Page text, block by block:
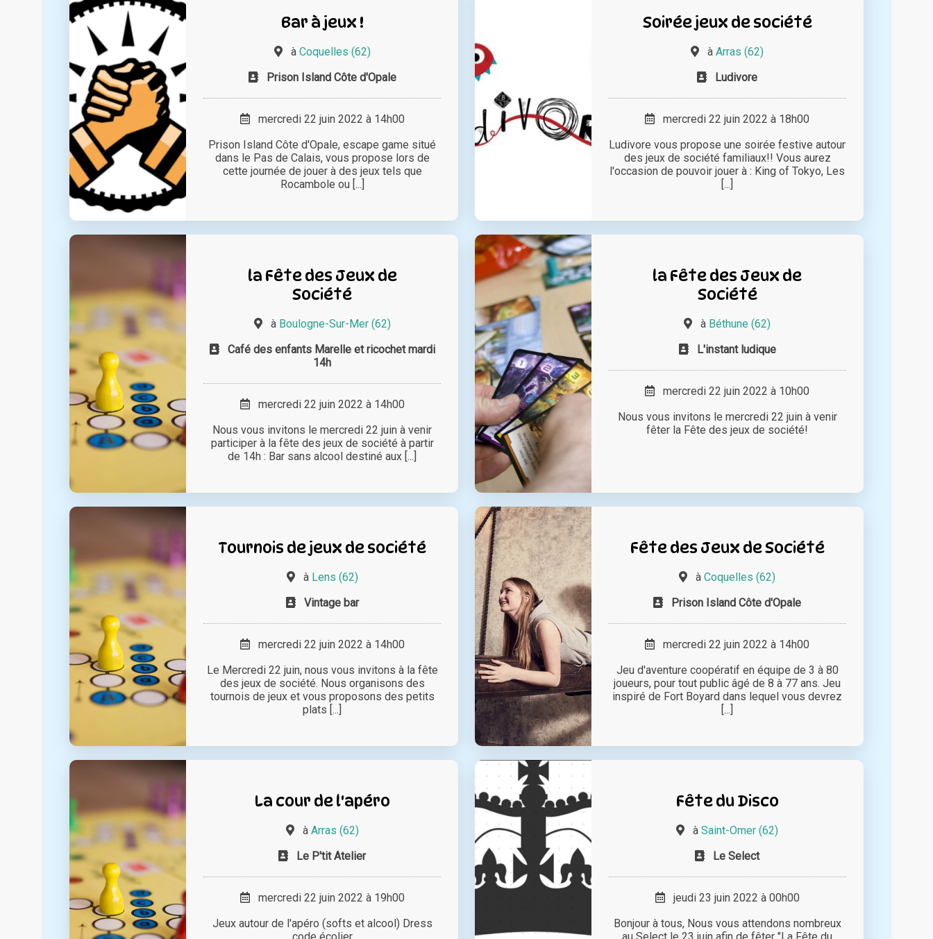
Bar à jeux !
à Coquelles (62)
Prison Island Côte d'Opale
mercredi 22 juin 2022 à 14h00
Prison Island Côte d'Opale, escape game situé
dans le Pas de Calais, vous propose lors de
cette journée de jouer à des jeux tels que
Rocambole ou [...]
Soirée jeux de société
àArras (62)
Ludivore
mercredi 22 juin 2022 à 18h00
Ludivore vous propose une soirée festive autour
des jeux de société familiaux!! Vous aurez
l'occasion de pouvoir jouer à : King of Tokyo, Les
[...]
la Fête des Jeux de
Société
à Boulogne-Sur-Mer (62)
Café des enfants Marelle et ricochet mardi
14h
mercredi 22 juin 2022 à 14h00
Nous vous invitons le mercredi 22 juin à venir
participer à la fête des jeux de société à partir
de 14h : Bar sans alcool destiné aux [...]
la Fête des Jeux de
Société
à Béthune (62)
L'instant ludique
mercredi 22 juin 2022 à 10h00
Nous vous invitons le mercredi 22 juin à venir
fêter la Fête des jeux de société!
Tournois de jeux de société
à Lens (62)
Vintage bar
mercredi 22 juin 2022 à 14h00
Le Mercredi 22 juin, nous vous invitons à la fête
des jeux de société. Nous organisons des
tournois de jeux et vous proposons des petits
plats [...]
Fête des Jeux de Société
àCoquelles (62)
Prison Island Côte d'Opale
mercredi 22 juin 2022 à 14h00
Jeu d'aventure coopératif en équipe de 3 à 80
joueurs, pour tout public âgé de 8 à 77 ans. Jeu
inspiré de Fort Boyard dans lequel vous devrez
[...]
La cour de l'apéro
à Arras (62)
Le P'tit Atelier
mercredi 22 juin 2022 à 19h00
Jeux autour de l'apéro (softs et alcool) Dress
code écolier
Fête du Disco
àSaint-Omer (62)
Le Select
jeudi 23 juin 2022 à 00h00
Bonjour à tous, Nous vous attendons nombreux
au Select le 23 juin afin de fêter "La Fête du